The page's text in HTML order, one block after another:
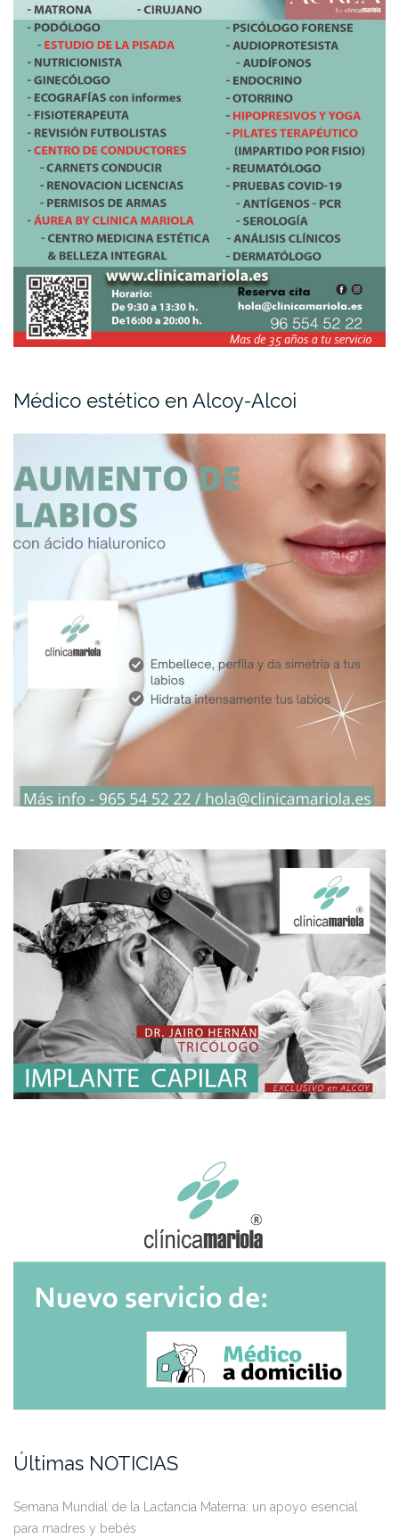
Médico estético en Alcoy-Alcoi
Últimas NOTICIAS
Semana Mundial de la Lactancia Materna: un apoyo esencial
para madres y bebés